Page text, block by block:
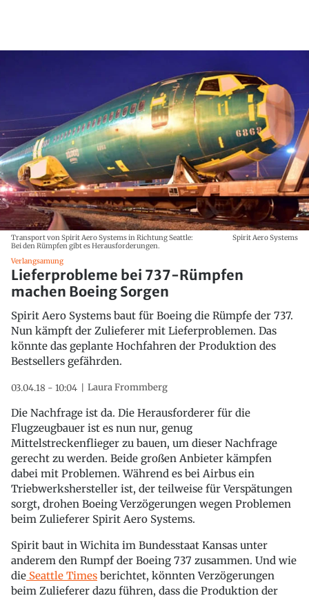
Transport von Spirit Aero Systems in Richtung Seattle:
Bei den Rümpfen gibt es Herausforderungen.
Spirit Aero Systems
Verlangsamung
Lieferprobleme bei 737-Rümpfen
machen Boeing Sorgen
Spirit Aero Systems baut für Boeing die Rümpfe der 737.
Nun kämpft der Zulieferer mit Lieferproblemen. Das
könnte das geplante Hochfahren der Produktion des
Bestsellers gefährden.
03.04.18 - 10:04 Laura Frommberg
Die Nachfrage ist da. Die Herausforderer für die
Flugzeugbauer ist es nun nur, genug
Mittelstreckenflieger zu bauen, um dieser Nachfrage
gerecht zu werden. Beide großen Anbieter kämpfen
dabei mit Problemen. Während es bei Airbus ein
Triebwerkshersteller ist, der teilweise für Verspätungen
sorgt, drohen Boeing Verzögerungen wegen Problemen
beim Zulieferer Spirit Aero Systems.
Spirit baut in Wichita im Bundesstaat Kansas unter
anderem den Rumpf der Boeing 737 zusammen. Und wie
die Seattle Times berichtet, könnten Verzögerungen
beim Zulieferer dazu führen, dass die Produktion der